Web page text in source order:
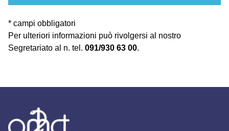
* campi obbligatori
Per ulteriori informazioni può rivolgersi al nostro
Segretariato al n. tel. 091/930 63 00.